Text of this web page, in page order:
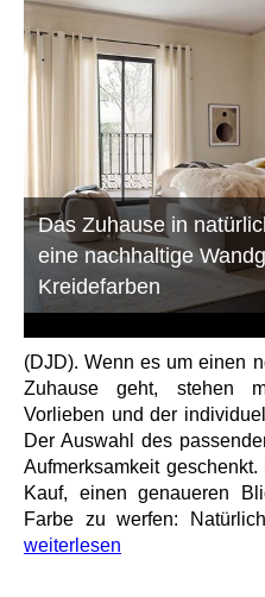
Das Zuhause in
eine nachhaltige
Kreidefarben
(DJD). Wenn es um einen
Zuhause geht, stehen
Vorlieben und der
Der Auswahl des
Aufmerksamkeit
Kauf, einen genaueren
Farbe zu werfen:
weiterlesen